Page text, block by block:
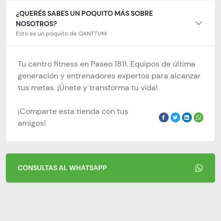
¿QUERÉS SABES UN POQUITO MÁS SOBRE
NOSOTROS?
Esto es un poquito de QANTTUM
Tu centro fitness en Paseo 1811. Equipos de última
generación y entrenadores expertos para alcanzar
tus metas. ¡Únete y transforma tu vida!
¡Comparte esta tienda con tus
amigos!
CONSULTAS AL WHATSAPP